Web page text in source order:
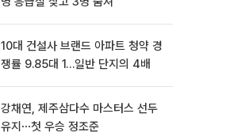
10대 건설사 브랜드 아파트 청약 경
쟁률 9.85대 1…일반 단지의 4배
강채연, 제주삼다수 마스터스 선두
유지⋯첫 우승 정조준